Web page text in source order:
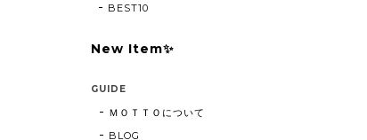
BEST10
New Item✨
GUIDE
ＭＯＴＴＯについて
BLOG